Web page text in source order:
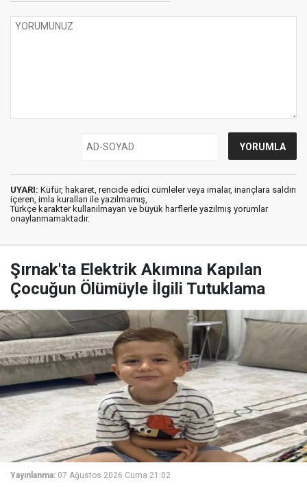
UYARI: Küfür, hakaret, rencide edici cümleler veya imalar, inançlara saldırı
içeren, imla kuralları ile yazılmamış,
Türkçe karakter kullanılmayan ve büyük harflerle yazılmış yorumlar
onaylanmamaktadır.
Şırnak'ta Elektrik Akımına Kapılan
Çocuğun Ölümüyle İlgili Tutuklama
Yayınlanma: 07 Ağustos 2026 Cuma 21:02